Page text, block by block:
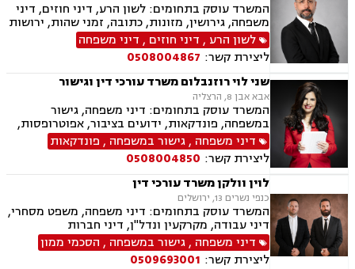
המשרד עוסק בתחומים: לשון הרע, דיני חוזים, דיני
משפחה, גירושין, מזונות, כתובה, זמני שהות, ירושות
וצוואת, הסכמי ממון, ייפוי כוח מתמשך, חלוקת רכוש,
ידועים בציבור, אפוטרופסות, צווי הרחקה, הגנת
הפרטיות, פינוי מושכר, מקרקעין ונדל"ן, עסקאות
מכר דירה.
לשון הרע , דיני חוזים , דיני משפחה
ליצירת קשר: 0508004867
שני לוי רוזנבלום משרד עורכי דין וגישור
אבא אבן 8, הרצליה
המשרד עוסק בתחומים: דיני משפחה, גישור
במשפחה, פונדקאות, ידועים בציבור, אפוטרופסות,
הסכמי ממון, אבהות, מזונות, משמורת, גירושין,
הורות חד מינית, נישואים אזרחיים, חוק הנוער,
אימוץ, חלוקת רכוש, מעמד אישי, תיאום הורי, חטיפת
ילדים, זמני שהות (החזקת ילדים), אומנה, ניכור הורי,
עסקאות מתנה.
דיני משפחה ,גישור במשפחה , פונדקאות
ליצירת קשר: 0508004850
לוין וולקן משרד עורכי דין
כנפי נשרים 13, ירושלים
המשרד עוסק בתחומים: דיני משפחה, משפט מסחרי,
דיני עבודה, מקרקעין ונדל"ן, דיני חברות
דיני משפחה ,גישור במשפחה , הסכמי ממון
ליצירת קשר: 0509693001